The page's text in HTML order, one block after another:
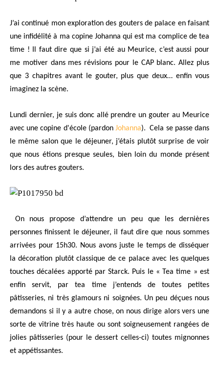
J’ai continué mon exploration des gouters de palace en faisant
une infidélité à ma copine Johanna qui est ma complice de tea
time ! Il faut dire que si j’ai été au Meurice, c’est aussi pour
me motiver dans mes révisions pour le CAP blanc. Allez plus
que 3 chapitres avant le gouter, plus que deux… enfin vous
imaginez la scène.
Lundi dernier, je suis donc allé prendre un gouter au Meurice
avec une copine d'école (pardon Johanna). Cela se passe dans
le même salon que le déjeuner, j’étais plutôt surprise de voir
que nous étions presque seules, bien loin du monde présent
lors des autres gouters.
On nous propose d’attendre un peu que les dernières
personnes finissent le déjeuner, il faut dire que nous sommes
arrivées pour 15h30. Nous avons juste le temps de disséquer
la décoration plutôt classique de ce palace avec les quelques
touches décalées apporté par Starck. Puis le « Tea time » est
enfin servit, par tea time j’entends de toutes petites
pâtisseries, ni très glamours ni soignées. Un peu déçues nous
demandons si il y a autre chose, on nous dirige alors vers une
sorte de vitrine très haute ou sont soigneusement rangées de
jolies pâtisseries (pour le dessert celles-ci) toutes mignonnes
et appétissantes.